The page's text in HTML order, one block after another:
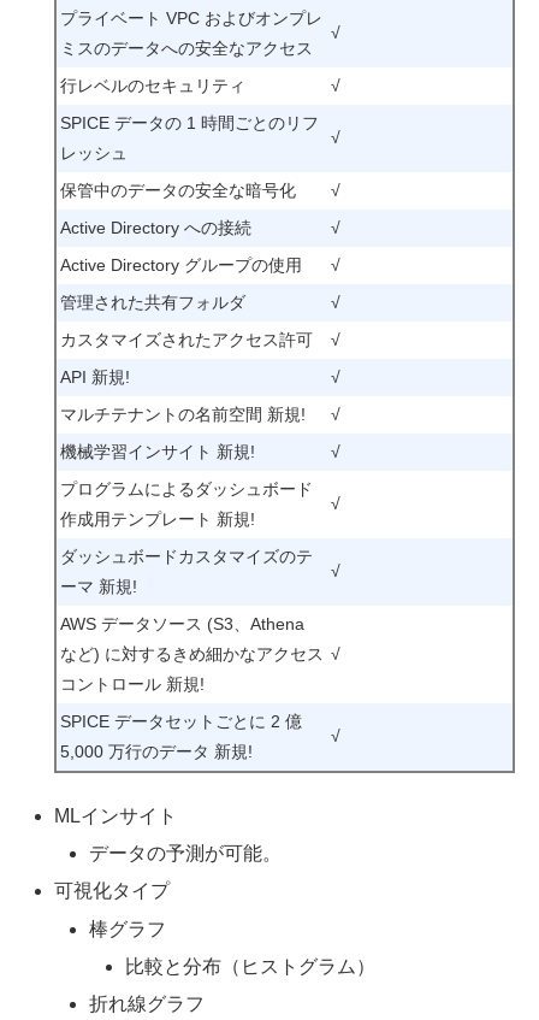
プライベート VPC およびオンプレ
ミスのデータへの安全なアクセス
√
行レベルのセキュリティ
√
SPICE データの 1 時間ごとのリフ
レッシュ
√
保管中のデータの安全な暗号化
√
Active Directory への接続
√
Active Directory グループの使用
√
管理された共有フォルダ
√
カスタマイズされたアクセス許可
√
API 新規!
√
マルチテナントの名前空間 新規!
√
機械学習インサイト 新規!
√
プログラムによるダッシュボード
作成用テンプレート 新規!
√
ダッシュボードカスタマイズのテ
ーマ 新規!
√
AWS データソース (S3、Athena
など) に対するきめ細かなアクセス
コントロール 新規!
√
SPICE データセットごとに 2 億
5,000 万行のデータ 新規!
√
MLインサイト
データの予測が可能。
可視化タイプ
棒グラフ
比較と分布（ヒストグラム）
折れ線グラフ